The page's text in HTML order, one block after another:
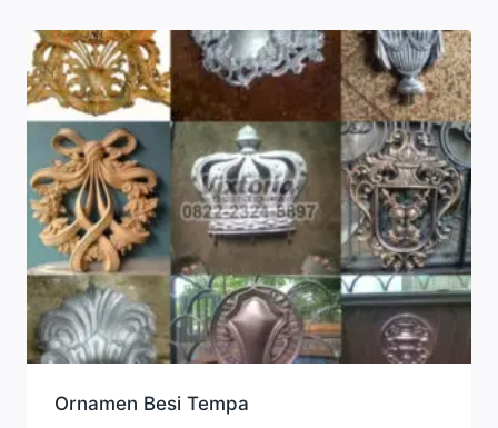
Ornamen Besi Tempa